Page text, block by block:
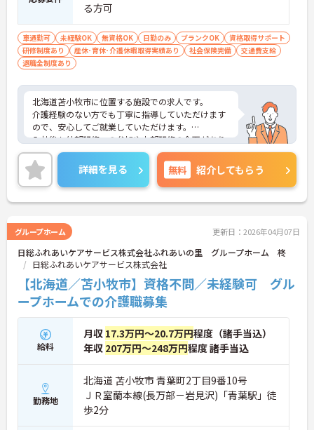
る方可
車通勤可 未経験OK 無資格OK 日勤のみ ブランクOK
資格取得サポート
研修制度あり
産休･育休･介護休暇取得実績あり 社会保険完備
交通費支給
退職金制度あり
北海道苫小牧市に位置する施設での求人です。
介護経験のない方でも丁寧に指導していただけます
ので、安心してご就業していただけます。
入社後も外部研修への参加や内部研修の企画があり
ますので、スキルアップしていく事が出来ます。
ご興味のある方は、お気軽にお問い合わせくださ
い。
詳細を見る 無料 紹介してもらう
グループホーム 更新日：2026年04月07日
日総ふれあいケアサービス株式会社ふれあいの里 グループホーム 柊
日総ふれあいケアサービス株式会社
【北海道／苫小牧市】資格不問／未経験可 グル
ープホームでの介護職募集
給料
月収 17.3万円～20.7万円程度（諸手当込）
年収 207万円～248万円程度 諸手当込
勤務地
北海道 苫小牧市 青葉町2丁目9番10号
ＪＲ室蘭本線(長万部－岩見沢)「青葉駅」徒
歩2分